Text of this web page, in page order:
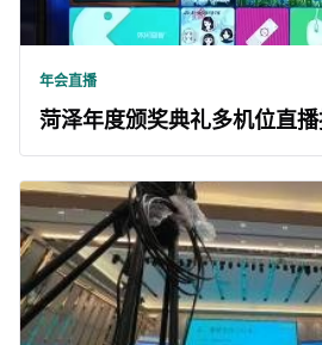
年会直播
菏泽年度颁奖典礼多机位直